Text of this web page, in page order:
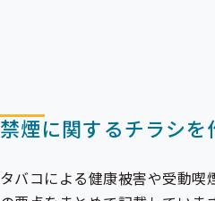
禁煙に関するチラシを
タバコによる健康被害や受動喫